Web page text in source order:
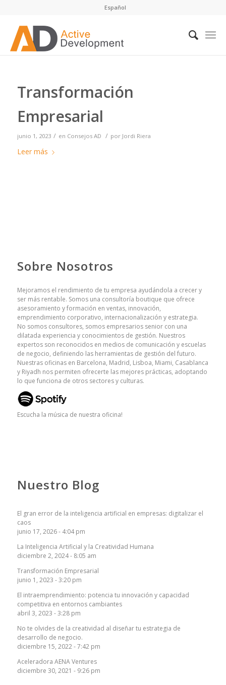
Español
Transformación
Empresarial
junio 1, 2023 / en Consejos AD / por Jordi Riera
Leer más
Sobre Nosotros
Mejoramos el rendimiento de tu empresa ayudándola a crecer y
ser más rentable. Somos una consultoría boutique que ofrece
asesoramiento y formación en ventas, innovación,
emprendimiento corporativo, internacionalización y estrategia.
No somos consultores, somos empresarios senior con una
dilatada experiencia y conocimientos de gestión. Nuestros
expertos son reconocidos en medios de comunicación y escuelas
de negocio, definiendo las herramientas de gestión del futuro.
Nuestras oficinas en Barcelona, Madrid, Lisboa, Miami, Casablanca
y Riyadh nos permiten ofrecerte las mejores prácticas, adoptando
lo que funciona de otros sectores y culturas.
Escucha la música de nuestra oficina!
Nuestro Blog
El gran error de la inteligencia artificial en empresas: digitalizar el
caos
junio 17, 2026 - 4:04 pm
La Inteligencia Artificial y la Creatividad Humana
diciembre 2, 2024 - 8:05 am
Transformación Empresarial
junio 1, 2023 - 3:20 pm
El intraemprendimiento: potencia tu innovación y capacidad
competitiva en entornos cambiantes
abril 3, 2023 - 3:28 pm
No te olvides de la creatividad al diseñar tu estrategia de
desarrollo de negocio.
diciembre 15, 2022 - 7:42 pm
Aceleradora AENA Ventures
diciembre 30, 2021 - 9:26 pm